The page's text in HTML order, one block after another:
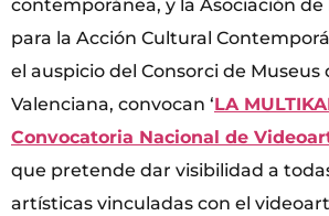
contemporánea, y la Asociación de
para la Acción Cultural
el auspicio del Consorci de
Valenciana, convocan ‘LA
Convocatoria Nacional de
que pretende dar visibilidad a
artísticas vinculadas con el